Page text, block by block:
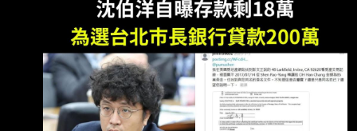
差地別。 台北市長蔣萬安，合體議長戴錫欽，
展現府會淨零碳排成果，但他近兩年的的財產申
報， 也被網友點名！根據監察院公開資料，
2022年蔣萬安存款有1